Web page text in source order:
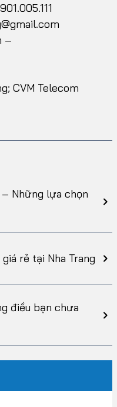
–
CVM Telecom
– Những lựa chọn
rẻ tại Nha Trang
điều bạn chưa